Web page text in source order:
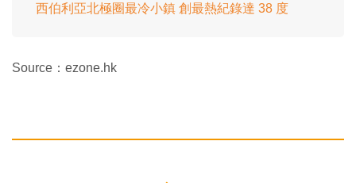
西伯利亞北極圈最冷小鎮 創最熱紀錄達 38 度
Source：ezone.hk